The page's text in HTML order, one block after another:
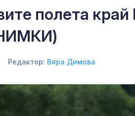
полета
Редактор: Вяра Димова